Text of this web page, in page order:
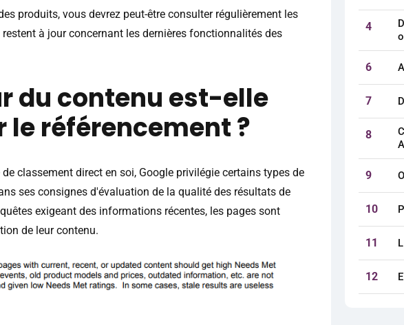
produits, vous devrez peut-être consulter régulièrement les
à jour concernant les dernières fonctionnalités des
du contenu est-elle
référencement ?
classement direct en soi, Google privilégie certains types de
ses consignes d'évaluation de la qualité des résultats de
exigeant des informations récentes, les pages sont
de leur contenu.
4
6
7
8
9
10
11
12